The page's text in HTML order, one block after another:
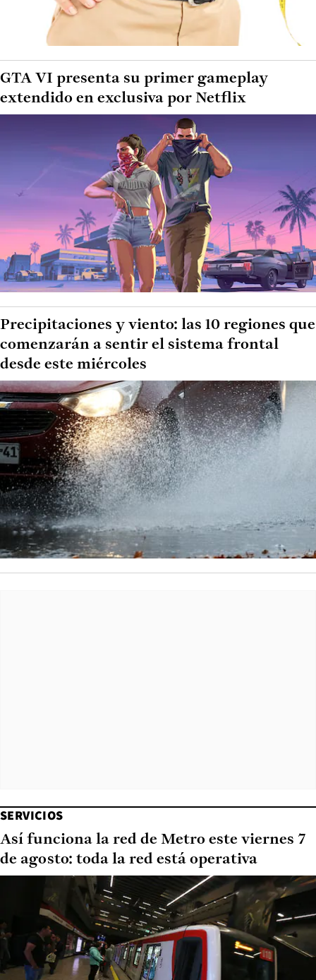
GTA VI presenta su primer gameplay
extendido en exclusiva por Netflix
Precipitaciones y viento: las 10 regiones que
comenzarán a sentir el sistema frontal
desde este miércoles
SERVICIOS
Así funciona la red de Metro este viernes 7
de agosto: toda la red está operativa